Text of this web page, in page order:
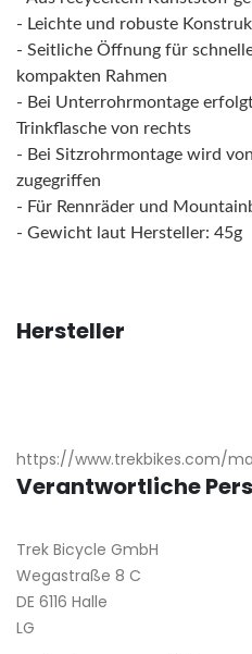
- Leichte und robuste
- Seitliche Öffnung für
kompakten Rahmen
- Bei Unterrohrmontage
Trinkflasche von rechts
- Bei Sitzrohrmontage wird
zugegriffen
- Für Rennräder und
- Gewicht laut Hersteller: 45g
Hersteller
https://www.trekbikes.com/
Verantwortliche
Trek Bicycle GmbH
Wegastraße 8 C
DE 6116 Halle
LG